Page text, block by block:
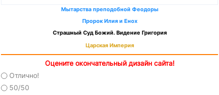
Мытарства преподобной Феодоры
Пророк Илия и Енох
Страшный Суд Божий. Видение Григория
Царская Империя
Оцените окончательный дизайн сайта!
Отлично!
50/50